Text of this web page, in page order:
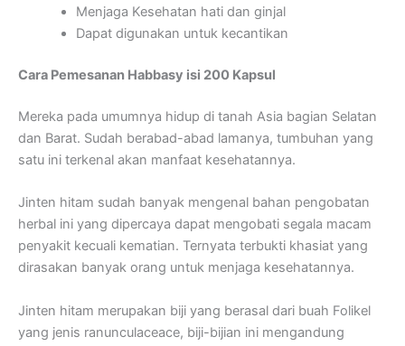
Menjaga Kesehatan hati dan ginjal
Dapat digunakan untuk kecantikan
Cara Pemesanan Habbasy isi 200 Kapsul
Mereka pada umumnya hidup di tanah Asia bagian Selatan
dan Barat. Sudah berabad-abad lamanya, tumbuhan yang
satu ini terkenal akan manfaat kesehatannya.
Jinten hitam sudah banyak mengenal bahan pengobatan
herbal ini yang dipercaya dapat mengobati segala macam
penyakit kecuali kematian. Ternyata terbukti khasiat yang
dirasakan banyak orang untuk menjaga kesehatannya.
Jinten hitam merupakan biji yang berasal dari buah Folikel
yang jenis ranunculaceace, biji-bijian ini mengandung